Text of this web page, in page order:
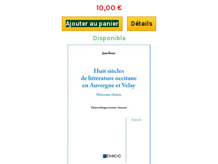
de la production littéraire occitane dans cette région.Bilingue occitan-
français.
10,00 €
Ajouter au panier
Détails
Disponible